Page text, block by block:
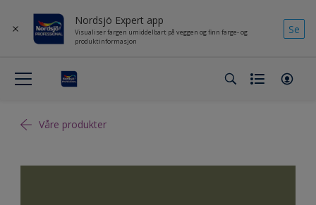
Nordsjö Expert app
Visualiser fargen umiddelbart på veggen og finn farge- og
produktinformasjon
Se
Våre produkter